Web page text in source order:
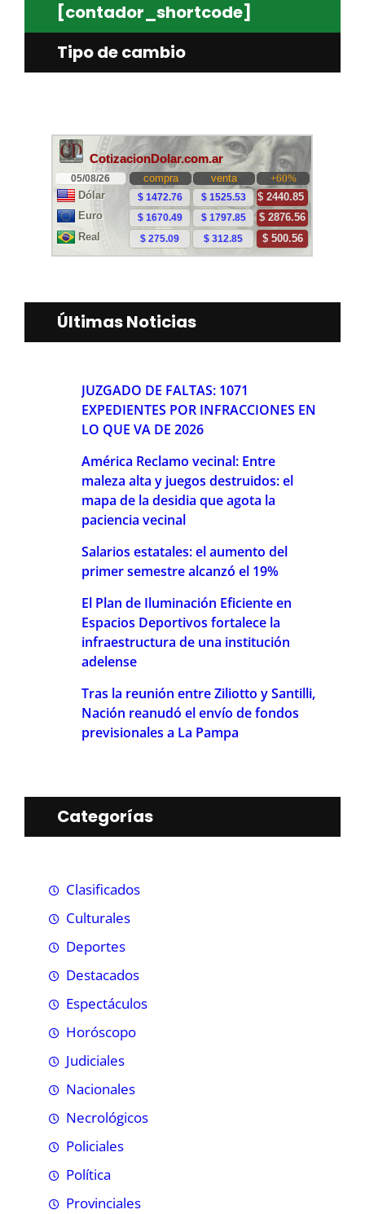
[contador_shortcode]
Tipo de cambio
Últimas Noticias
JUZGADO DE FALTAS: 1071
EXPEDIENTES POR INFRACCIONES EN
LO QUE VA DE 2026
América Reclamo vecinal: Entre
maleza alta y juegos destruidos: el
mapa de la desidia que agota la
paciencia vecinal
Salarios estatales: el aumento del
primer semestre alcanzó el 19%
El Plan de Iluminación Eficiente en
Espacios Deportivos fortalece la
infraestructura de una institución
adelense
Tras la reunión entre Ziliotto y Santilli,
Nación reanudó el envío de fondos
previsionales a La Pampa
Categorías
Clasificados
Culturales
Deportes
Destacados
Espectáculos
Horóscopo
Judiciales
Nacionales
Necrológicos
Policiales
Política
Provinciales